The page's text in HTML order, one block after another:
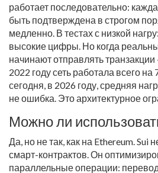
работает последовательно:
быть подтверждена в строгом
медленно. В тестах с низкой
высокие цифры. Но когда
начинают отправлять транзакции
2022 году сеть работала всего
сегодня, в 2026 году, средняя
не ошибка. Это архитектурное
Можно ли
Да, но не так, как на Ethereum. Sui
смарт-контрактов. Он
параллельные операции: